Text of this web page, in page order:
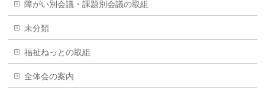
障がい別会議・課題別会議の取組
未分類
福祉ねっとの取組
全体会の案内